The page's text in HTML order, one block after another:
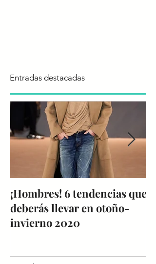
Entradas destacadas
¡Hombres! 6 tendencias que
deberás llevar en otoño-
invierno 2020